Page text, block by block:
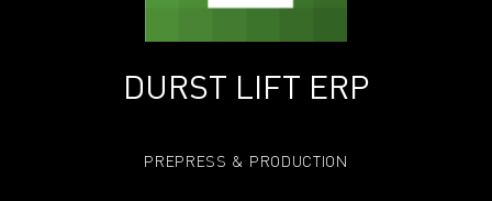
DURST LIFT ERP
PREPRESS & PRODUCTION